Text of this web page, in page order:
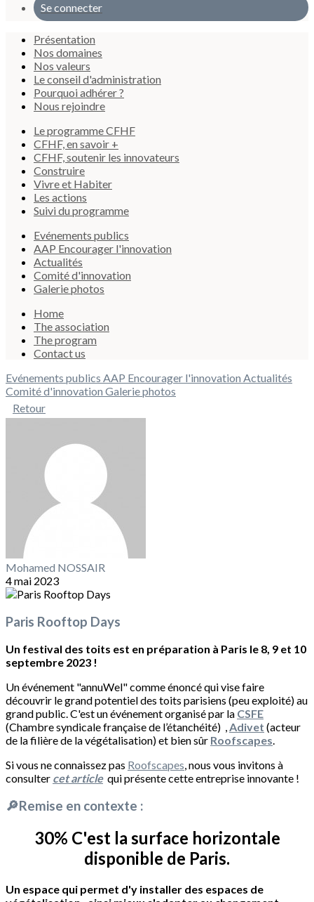
Se connecter
Présentation
Nos domaines
Nos valeurs
Le conseil d'administration
Pourquoi adhérer ?
Nous rejoindre
Le programme CFHF
CFHF, en savoir +
CFHF, soutenir les innovateurs
Construire
Vivre et Habiter
Les actions
Suivi du programme
Evénements publics
AAP Encourager l'innovation
Actualités
Comité d'innovation
Galerie photos
Home
The association
The program
Contact us
Evénements publics AAP Encourager l'innovation Actualités
Comité d'innovation Galerie photos
Retour
Mohamed NOSSAIR
4 mai 2023
Paris Rooftop Days
Un festival des toits est en préparation à Paris le 8, 9 et 10
septembre 2023 !
Un événement "annuWel" comme énoncé qui vise faire
découvrir le grand potentiel des toits parisiens (peu exploité) au
grand public. C'est un événement organisé par la CSFE
(Chambre syndicale française de l’étanchéité) ,Adivet (acteur
de la filière de la végétalisation) et bien sûr Roofscapes.
Si vous ne connaissez pas Roofscapes, nous vous invitons à
consulter cet articlequi présente cette entreprise innovante !
🔎Remise en contexte :
30% C'est la surface horizontale
disponible de Paris.
Un espace qui permet d'y installer des espaces de